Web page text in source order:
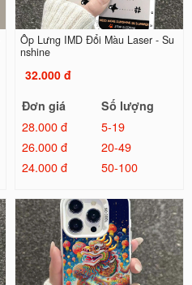
Ốp Lưng IMD Đổi Màu Laser - Su
nshine
32.000 đ
Đơn giá
Số lượng
28.000 đ
5-19
26.000 đ
20-49
24.000 đ
50-100